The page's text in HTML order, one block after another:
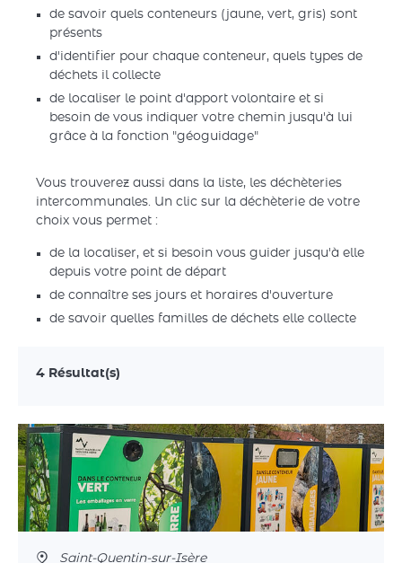
de savoir quels conteneurs (jaune, vert, gris) sont
présents
d'identifier pour chaque conteneur, quels types de
déchets il collecte
de localiser le point d'apport volontaire et si
besoin de vous indiquer votre chemin jusqu'à lui
grâce à la fonction "géoguidage"
Vous trouverez aussi dans la liste, les déchèteries
intercommunales. Un clic sur la déchèterie de votre
choix vous permet :
de la localiser, et si besoin vous guider jusqu'à elle
depuis votre point de départ
de connaître ses jours et horaires d'ouverture
de savoir quelles familles de déchets elle collecte
4 Résultat(s)
Saint-Quentin-sur-Isère